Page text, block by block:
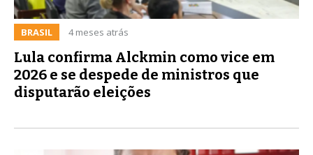
BRASIL 4 meses atrás
Lula confirma Alckmin como vice em
2026 e se despede de ministros que
disputarão eleições